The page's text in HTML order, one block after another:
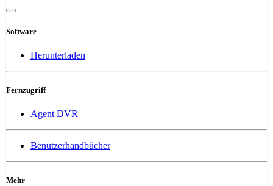
Software
Herunterladen
Fernzugriff
Agent DVR
Benutzerhandbücher
Mehr